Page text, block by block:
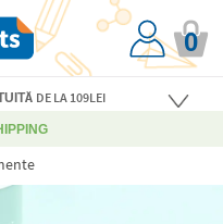
0
DE LA 109LEI